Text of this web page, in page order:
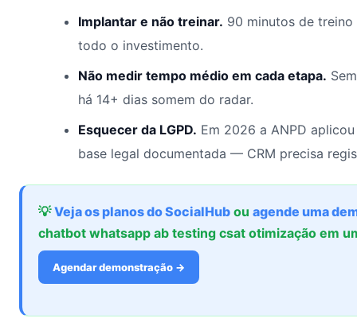
Implantar e não treinar. 90 minutos de
todo o investimento.
Não medir tempo médio em cada etapa.
há 14+ dias somem do radar.
Esquecer da LGPD. Em 2026 a ANPD
base legal documentada — CRM precisa
💡Veja os planos do SocialHub ou agende uma
chatbot whatsapp ab testing csat otimização em
Agendar demonstração →